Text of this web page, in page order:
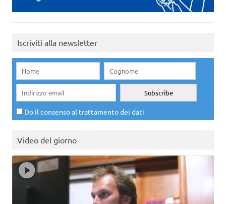
Iscriviti alla newsletter
Do il consenso al trattamento dei dati
Video del giorno